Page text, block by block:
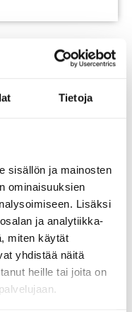
Tietoja
sisällön ja mainosten
ominaisuuksien
Lisäksi
ja analytiikka-
miten käytät
yhdistää näitä
heille tai joita on
A-Judo/VI